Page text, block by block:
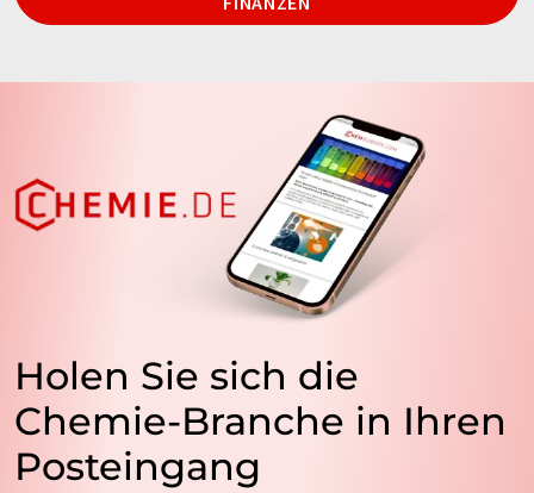
Holen Sie sich die
Chemie-Branche in Ihren
Posteingang